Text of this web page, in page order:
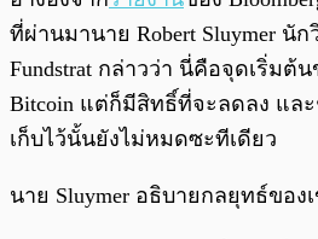
ที่ผ่านมานาย Robert Sluymer นั
Fundstrat กล่าวว่า นี่คือจุดเริ่มต้
Bitcoin แต่ก็มีสิทธิ์ที่จะลดลง แล
เก็บไว้นั้นยังไม่หมดซะทีเดียว
นาย Sluymer อธิบายกลยุทธ์ของ